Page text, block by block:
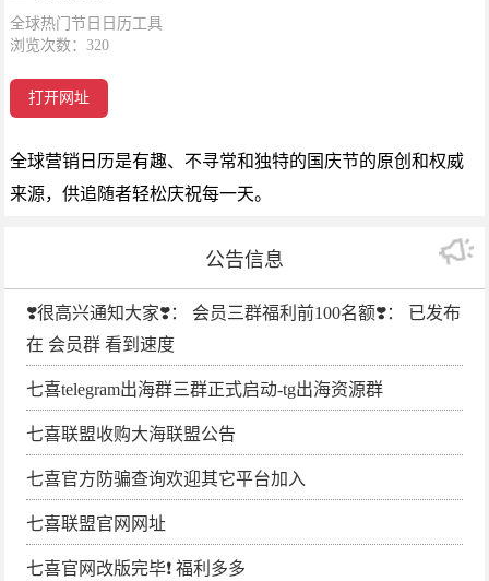
全球热门节日日历工具
浏览次数：320
打开网址
全球营销日历是有趣、不寻常和独特的国庆节的原创和权威
来源，供追随者轻松庆祝每一天。
公告信息
❣️很高兴通知大家❣️： 会员三群福利前100名额❣️： 已发布
在 会员群 看到速度
七喜telegram出海群三群正式启动-tg出海资源群
七喜联盟收购大海联盟公告
七喜官方防骗查询欢迎其它平台加入
七喜联盟官网网址
七喜官网改版完毕❗️ 福利多多